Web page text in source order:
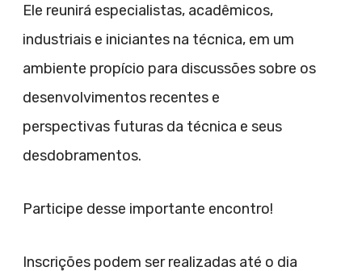
Ele reunirá especialistas, acadêmicos,
industriais e iniciantes na técnica, em um
ambiente propício para discussões sobre os
desenvolvimentos recentes e
perspectivas futuras da técnica e seus
desdobramentos.
Participe desse importante encontro!
Inscrições podem ser realizadas até o dia